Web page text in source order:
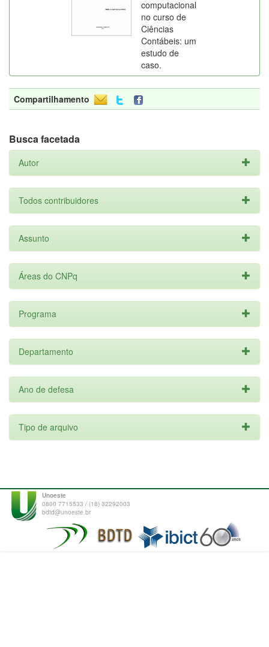
computacional
no curso de
Ciências
Contábeis: um
estudo de
caso.
Compartilhamento
Busca facetada
Autor
Todos contribuidores
Assunto
Áreas do CNPq
Programa
Departamento
Ano de defesa
Tipo de arquivo
Unoeste
0800 7715533 / (18) 32292003
bdtd@unoeste.br